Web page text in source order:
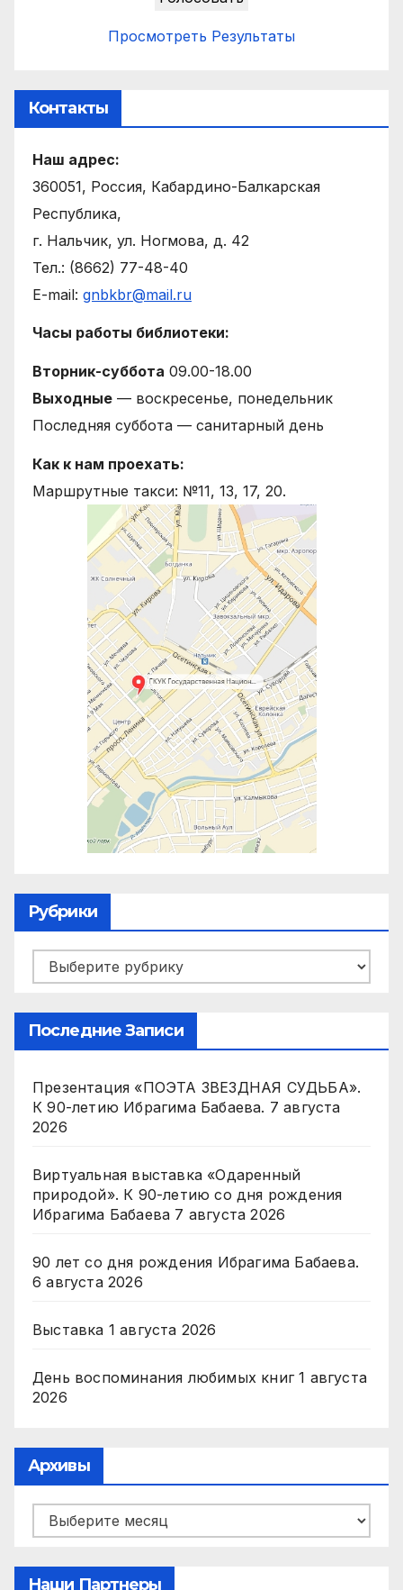
Просмотреть Результаты
Контакты
Наш адрес:
360051, Россия, Кабардино-Балкарская
Республика,
г. Нальчик, ул. Ногмова, д. 42
Тел.: (8662) 77-48-40
E-mail: gnbkbr@mail.ru
Часы работы библиотеки:
Вторник-суббота 09.00-18.00
Выходные — воскресенье, понедельник
Последняя суббота — санитарный день
Как к нам проехать:
Маршрутные такси: №11, 13, 17, 20.
Рубрики
Рубрики
Последние Записи
Презентация «ПОЭТА ЗВЕЗДНАЯ СУДЬБА».
К 90-летию Ибрагима Бабаева. 7 августа
2026
Виртуальная выставка «Одаренный
природой». К 90-летию со дня рождения
Ибрагима Бабаева 7 августа 2026
90 лет со дня рождения Ибрагима Бабаева.
6 августа 2026
Выставка 1 августа 2026
День воспоминания любимых книг 1 августа
2026
Архивы
Архивы
Наши Партнеры